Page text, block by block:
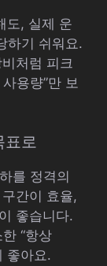
도, 실제 운
하기 쉬워요.
처럼 피크
용량”만 보
표로
를 정격의
간이 효율,
좋습니다.
“항상
좋아요.